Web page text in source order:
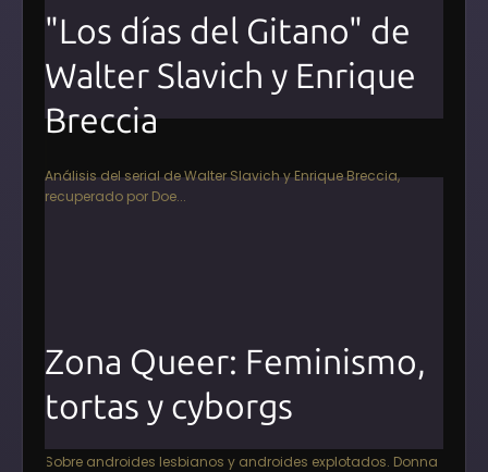
"Los días del Gitano" de
Walter Slavich y Enrique
Breccia
Análisis del serial de Walter Slavich y Enrique Breccia,
recuperado por Doe...
Zona Queer: Feminismo,
tortas y cyborgs
Sobre androides lesbianos y androides explotados. Donna